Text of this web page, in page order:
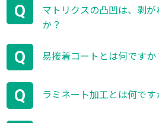
Q
マトリクスの凸凹は、剥
か？
Q 易接着コートとは何ですか
Q ラミネート加工とは何です